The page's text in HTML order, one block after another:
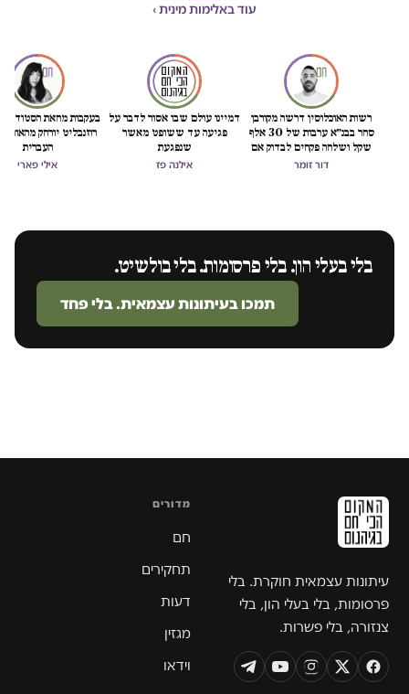
עוד באלימות מינית ›
רשות האוכלוסין דרשה מקורבן
סחר בבנ״א ערבות של 30 אלף
שקל ושלחה פקחים לבדוק אם
"חזרה לזנות"
דור זומר
דמיינו עולם שבו אסור לדבר על
פגיעה עד ששופט מאשר
שנפגעת
אילנה פז
בעקבות מחאת
רוזנבליט יורחק
העברית
אילי פארי
בלי בעלי הון. בלי פרסומות. בלי בולשיט.
תמכו בעיתונות עצמאית. בלי פחד
עיתונות עצמאית חוקרת. בלי
פרסומות, בלי בעלי הון, בלי
צנזורה, בלי פשרות.
מדורים
חם
תחקירים
דעות
מגזין
וידאו